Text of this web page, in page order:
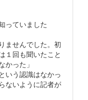
っていました
ませんでした。初
１回も聞いたこと
かった」
いう認識はなかっ
ないように記者が